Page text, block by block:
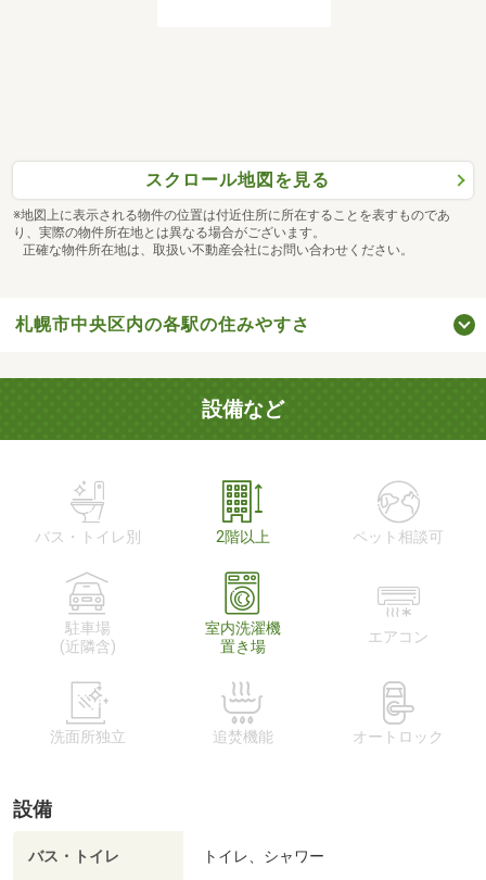
スクロール地図を見る
※地図上に表示される物件の位置は付近住所に所在することを表すものであ
り、実際の物件所在地とは異なる場合がございます。
正確な物件所在地は、取扱い不動産会社にお問い合わせください。
札幌市中央区内の各駅の住みやすさ
設備など
バス・トイレ別 2階以上 ペット相談可
駐車場
(近隣含)
室内洗濯機
置き場
エアコン
洗面所独立 追焚機能 オートロック
設備
バス・トイレ トイレ、シャワー